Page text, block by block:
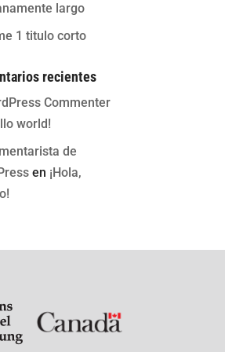
largo
1 titulo corto
recientes
Commenter
world!
de
en ¡Hola,